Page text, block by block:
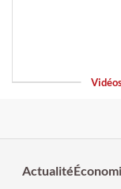
Actualité